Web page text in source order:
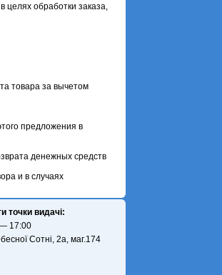
обработки заказа,
товара за вычетом
предложения в
денежных средств
и в случаях
точки видачі:
17:00
Сотні, 2а, маг.174